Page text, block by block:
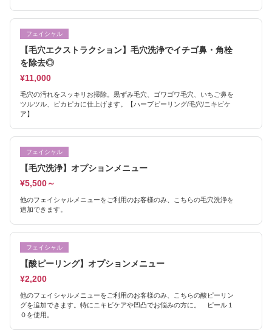
フェイシャル
【毛穴エクストラクション】毛穴洗浄でイチゴ鼻・角栓
を除去◎
¥11,000
毛穴の汚れをスッキリお掃除。黒ずみ毛穴、ゴワゴワ毛穴、いちご鼻を
ツルツル、ピカピカに仕上げます。【ハーブピーリング/毛穴/ニキビケ
ア】
フェイシャル
【毛穴洗浄】オプションメニュー
¥5,500～
他のフェイシャルメニューをご利用のお客様のみ、こちらの毛穴洗浄を
追加できます。
フェイシャル
【酸ピーリング】オプションメニュー
¥2,200
他のフェイシャルメニューをご利用のお客様のみ、こちらの酸ピーリン
グを追加できます。特にニキビケアや凹凸でお悩みの方に。 ピール１
０を使用。